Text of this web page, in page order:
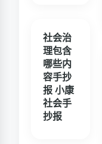
社会治
理包含
哪些内
容手抄
报 小康
社会手
抄报